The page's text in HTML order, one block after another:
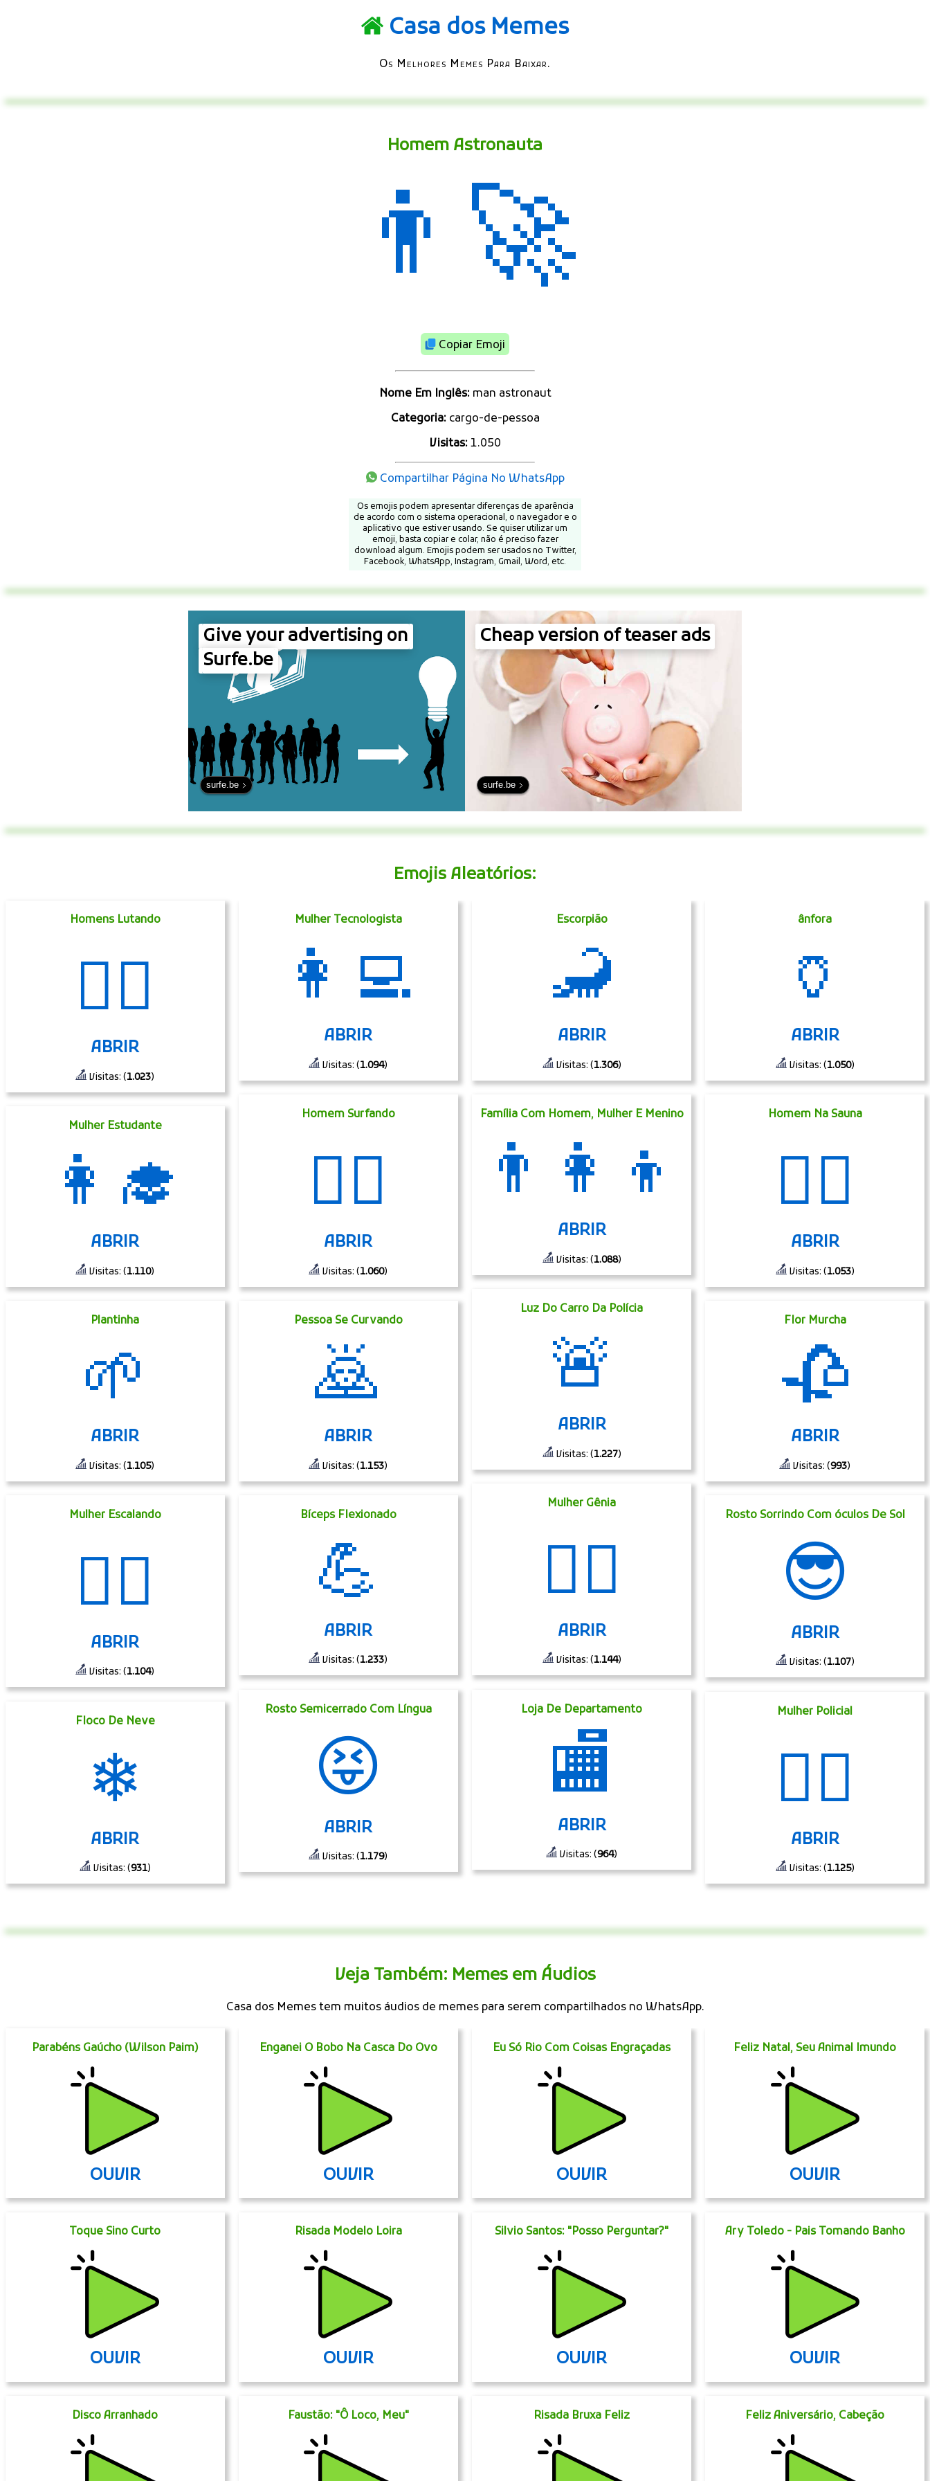
Casa dos Memes
Os Melhores Memes Para Baixar.
Homem Astronauta
👨‍🚀
Copiar Emoji
Nome Em Inglês: man astronaut
Categoria: cargo-de-pessoa
Visitas:1.050
Compartilhar Página No WhatsApp
Os emojis podem apresentar diferenças de aparência
de acordo com o sistema operacional, o navegador e o
aplicativo que estiver usando. Se quiser utilizar um
emoji, basta copiar e colar, não é preciso fazer
download algum. Emojis podem ser usados no Twitter,
Facebook, WhatsApp, Instagram, Gmail, Word, etc.
Give your advertising on
Surfe.be
surfe.be
Cheap version of teaser ads
surfe.be
Emojis Aleatórios:
Homens Lutando
🤼‍♂️
ABRIR
Visitas: (1.023)
Mulher Estudante
👩‍🎓
ABRIR
Visitas: (1.110)
Plantinha
🌱
ABRIR
Visitas: (1.105)
Mulher Escalando
🧗‍♀️
ABRIR
Visitas: (1.104)
Floco De Neve
❄
ABRIR
Visitas: (931)
Mulher Tecnologista
👩‍💻
ABRIR
Visitas: (1.094)
Homem Surfando
🏄‍♂️
ABRIR
Visitas: (1.060)
Pessoa Se Curvando
🙇
ABRIR
Visitas: (1.153)
Bíceps Flexionado
💪
ABRIR
Visitas: (1.233)
Rosto Semicerrado Com Língua
😝
ABRIR
Visitas: (1.179)
Escorpião
🦂
ABRIR
Visitas: (1.306)
Família Com Homem, Mulher E Menino
👨‍👩‍👦
ABRIR
Visitas: (1.088)
Luz Do Carro Da Polícia
🚨
ABRIR
Visitas: (1.227)
Mulher Gênia
🧞‍♀️
ABRIR
Visitas: (1.144)
Loja De Departamento
🏬
ABRIR
Visitas: (964)
ânfora
🏺
ABRIR
Visitas: (1.050)
Homem Na Sauna
🧖‍♂️
ABRIR
Visitas: (1.053)
Flor Murcha
🥀
ABRIR
Visitas: (993)
Rosto Sorrindo Com óculos De Sol
😎
ABRIR
Visitas: (1.107)
Mulher Policial
👮‍♀️
ABRIR
Visitas: (1.125)
Veja Também: Memes em Áudios
Casa dos Memes tem muitos áudios de memes para serem compartilhados no WhatsApp.
Parabéns Gaúcho (Wilson Paim)
OUVIR
Toque Sino Curto
OUVIR
Disco Arranhado
Enganei O Bobo Na Casca Do Ovo
OUVIR
Risada Modelo Loira
OUVIR
Faustão: "Ô Loco, Meu"
Eu Só Rio Com Coisas Engraçadas
OUVIR
Silvio Santos: "Posso Perguntar?"
OUVIR
Risada Bruxa Feliz
Feliz Natal, Seu Animal Imundo
OUVIR
Ary Toledo - Pais Tomando Banho
OUVIR
Feliz Aniversário, Cabeção